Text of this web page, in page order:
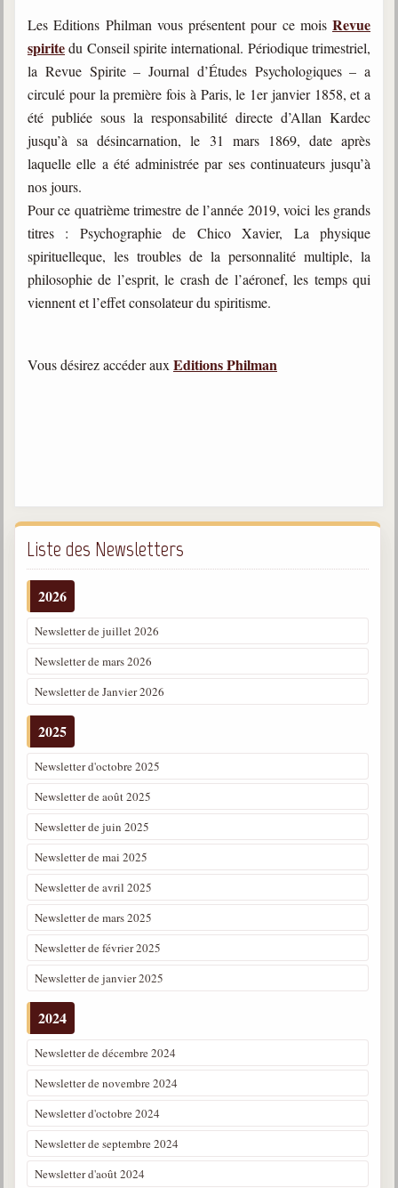
Liste des Newsletters
2026
Newsletter de juillet 2026
Newsletter de mars 2026
Newsletter de Janvier 2026
2025
Newsletter d'octobre 2025
Newsletter de août 2025
Newsletter de juin 2025
Newsletter de mai 2025
Newsletter de avril 2025
Newsletter de mars 2025
Newsletter de février 2025
Newsletter de janvier 2025
2024
Newsletter de décembre 2024
Newsletter de novembre 2024
Newsletter d'octobre 2024
Newsletter de septembre 2024
Newsletter d'août 2024
Les Editions Philman vous présentent pour ce mois Revue
spiritedu Conseil spirite international. Périodique trimestriel,
la Revue Spirite – Journal d’Études Psychologiques – a
circulé pour la première fois à Paris, le 1er janvier 1858, et a
été publiée sous la responsabilité directe d’Allan Kardec
jusqu’à sa désincarnation, le 31 mars 1869, date après
laquelle elle a été administrée par ses continuateurs jusqu’à
nos jours.
Pour ce quatrième trimestre de l’année 2019, voici les grands
titres : Psychographie de Chico Xavier, La physique
spirituelleque, les troubles de la personnalité multiple, la
philosophie de l’esprit, le crash de l’aéronef, les temps qui
viennent et l’effet consolateur du spiritisme.
Vous désirez accéder aux Editions Philman